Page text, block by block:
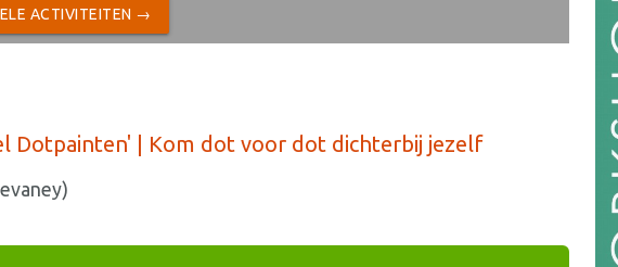
ACTIVITEITEN →
Dotpainten' | Kom dot voor dot dichterbij jezelf